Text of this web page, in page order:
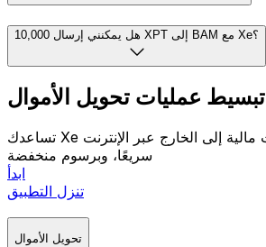
هل يمكنني إرسال 10,000 XPT إلى BAM مع Xe؟
تبسيط عمليات تحويل الأموال
تساعدك Xe على إرسال تحويلات مالية إلى الخارج عبر الإنترنت
سريعًا، وبرسوم منخفضة
ابدأ
تنزل التطبيق
تحويل الأموال